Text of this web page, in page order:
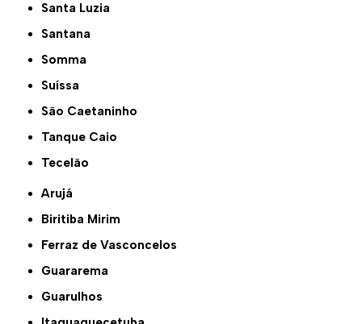
Santa Luzia
Santana
Somma
Suíssa
São Caetaninho
Tanque Caio
Tecelão
Arujá
Biritiba Mirim
Ferraz de Vasconcelos
Guararema
Guarulhos